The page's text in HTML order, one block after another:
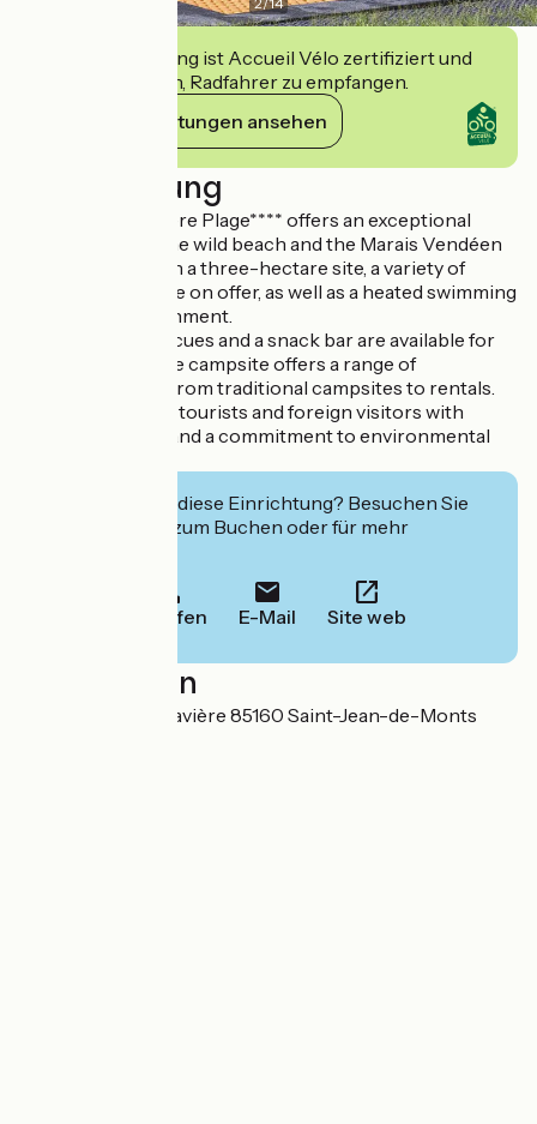
Diese Einrichtung ist Accueil Vélo zertifiziert und
verpflichtet sich, Radfahrer zu empfangen.
Ihre Verpflichtungen ansehen
Beschreibung
Camping La Davière Plage**** offers an exceptional
setting close to the wild beach and the Marais Vendéen
national forest. On a three-hectare site, a variety of
family activities are on offer, as well as a heated swimming
pool and entertainment.
Communal barbecues and a snack bar are available for
refreshments. The campsite offers a range of
accommodation, from traditional campsites to rentals.
It welcomes cycle tourists and foreign visitors with
tailored services and a commitment to environmental
Interessiert Sie diese Einrichtung? Besuchen Sie
deren Website zum Buchen oder für mehr
Anrufen E-Mail Site web
Localisation
10 chemin de la Davière 85160 Saint-Jean-de-Monts